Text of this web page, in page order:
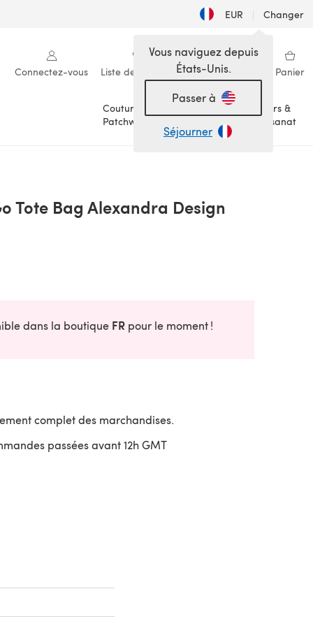
EUR | Changer
Connectez-vous Liste de souhaits Ma bibliothèque Panier
Couture &
Patchwork
Loisirs &
Artisanat
Vous naviguez depuis
États-Unis.
Passer à
Séjourner
Tote Bag Alexandra Design
dans la boutique FR pour le moment !
complet des marchandises.
passées avant 12h GMT